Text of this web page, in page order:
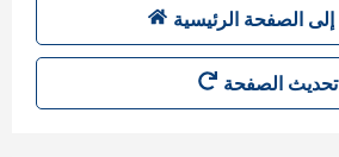
إلى الصفحة الرئيسية
تحديث الصفحة